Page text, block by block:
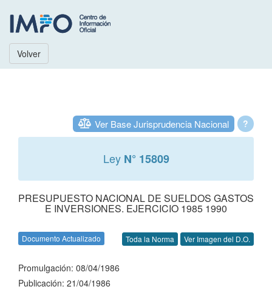
Volver
?
Ver Base Jurisprudencia Nacional
Ley N° 15809
PRESUPUESTO NACIONAL DE SUELDOS GASTOS
E INVERSIONES. EJERCICIO 1985 1990
Documento Actualizado Toda la Norma Ver Imagen del D.O.
Promulgación: 08/04/1986
Publicación: 21/04/1986